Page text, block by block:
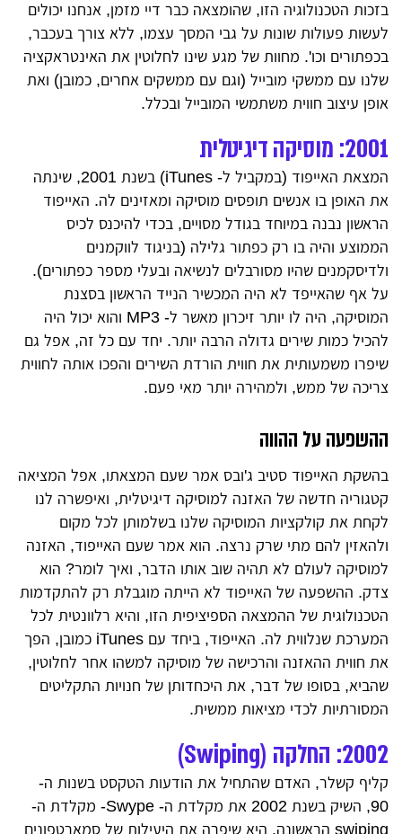
בזכות הטכנולוגיה הזו, שהומצאה כבר דיי מזמן, אנחנו יכולים
לעשות פעולות שונות על גבי המסך עצמו, ללא צורך בעכבר,
בכפתורים וכו'. מחוות של מגע שינו לחלוטין את האינטראקציה
שלנו עם ממשקי מובייל (וגם עם ממשקים אחרים, כמובן) ואת
אופן עיצוב חווית משתמשי המובייל ובכלל.
2001: מוסיקה דיגיטלית
המצאת האייפוד (במקביל ל- iTunes) בשנת 2001, שינתה
את האופן בו אנשים תופסים מוסיקה ומאזינים לה. האייפוד
הראשון נבנה במיוחד בגודל מסויים, בכדי להיכנס לכיס
הממוצע והיה בו רק כפתור גלילה (בניגוד לווקמנים
ולדיסקמנים שהיו מסורבלים לנשיאה ובעלי מספר כפתורים).
על אף שהאייפד לא היה המכשיר הנייד הראשון בסצנת
המוסיקה, היה לו יותר זיכרון מאשר ל- MP3 והוא יכול היה
להכיל כמות שירים גדולה הרבה יותר. יחד עם כל זה, אפל גם
שיפרו משמעותית את חווית הורדת השירים והפכו אותה לחווית
צריכה של ממש, ולמהירה יותר מאי פעם.
ההשפעה על ההווה
בהשקת האייפוד סטיב ג'ובס אמר שעם המצאתו, אפל המציאה
קטגוריה חדשה של האזנה למוסיקה דיגיטלית, ואיפשרה לנו
לקחת את קולקציות המוסיקה שלנו בשלמותן לכל מקום
ולהאזין להם מתי שרק נרצה. הוא אמר שעם האייפוד, האזנה
למוסיקה לעולם לא תהיה שוב אותו הדבר, ואיך לומר? הוא
צדק. ההשפעה של האייפוד לא הייתה מוגבלת רק להתקדמות
הטכנולוגית של ההמצאה הספיציפית הזו, והיא רלוונטית לכל
המערכת שנלווית לה. האייפוד, ביחד עם iTunes כמובן, הפך
את חווית ההאזנה והרכישה של מוסיקה למשהו אחר לחלוטין,
שהביא, בסופו של דבר, את היכחדותן של חנויות התקליטים
המסורתיות לכדי מציאות ממשית.
2002: החלקה (Swiping)
קליף קשלר, האדם שהתחיל את הודעות הטקסט בשנות ה-
90, השיק בשנת 2002 את מקלדת ה- Swype- מקלדת ה-
swiping הראשונה. היא שיפרה את היעילות של סמארטפונים